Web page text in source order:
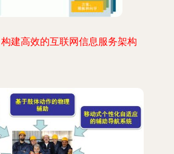
建高效的互联网信息服务架构